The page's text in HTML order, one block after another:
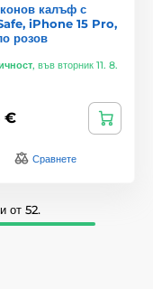
калъф с
iPhone 15 Pro,
розов
, във вторник 11. 8.
€
Сравнете
от 52.